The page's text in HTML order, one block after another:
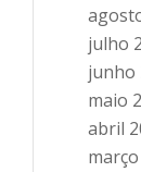
julho
junho
maio
abril